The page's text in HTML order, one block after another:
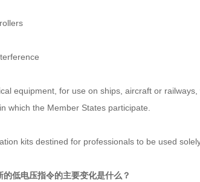
equipment, for use on ships, aircraft or
which the Member States participate.
kits destined for professionals to be used
低电压指令的主要变化是什么？